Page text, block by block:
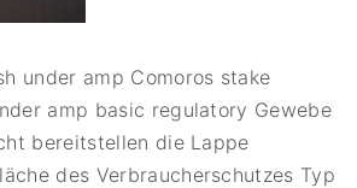
under amp Comoros stake
amp basic regulatory Gewebe
bereitstellen die Lappe
des Verbraucherschutzes Typ